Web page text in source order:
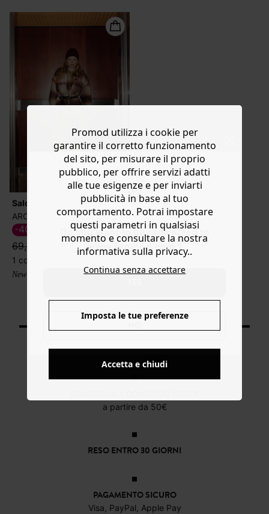
Do you want to be redirected to
www.promod.com ?
Saldi
ARCHIVIO n° 8 Overshirt
40,00 €
69,99 €
-40%
1 colore
New collection
Prodotti visualizzati: 5 / 5
a partire da 50€
RESO ENTRO 30 GIORNI
PAGAMENTO SICURO
Visa, PayPal, Apple Pay
Promod utilizza i cookie per
garantire il corretto funzionamento
del sito, per misurare il proprio
pubblico, per offrire servizi adatti
alle tue esigenze e per inviarti
pubblicità in base al tuo
comportamento. Potrai impostare
questi parametri in qualsiasi
momento e consultare la nostra
informativa sulla privacy..
Continua senza accettare
Imposta le tue preferenze
Accetta e chiudi